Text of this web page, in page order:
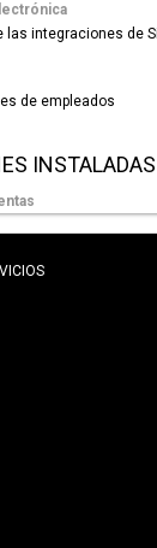
las integraciones de
de empleados